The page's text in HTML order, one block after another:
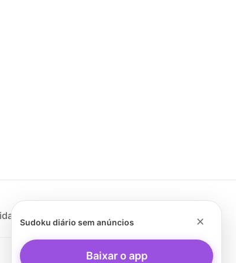
Sudoku diário sem anúncios
Baixar o app
×